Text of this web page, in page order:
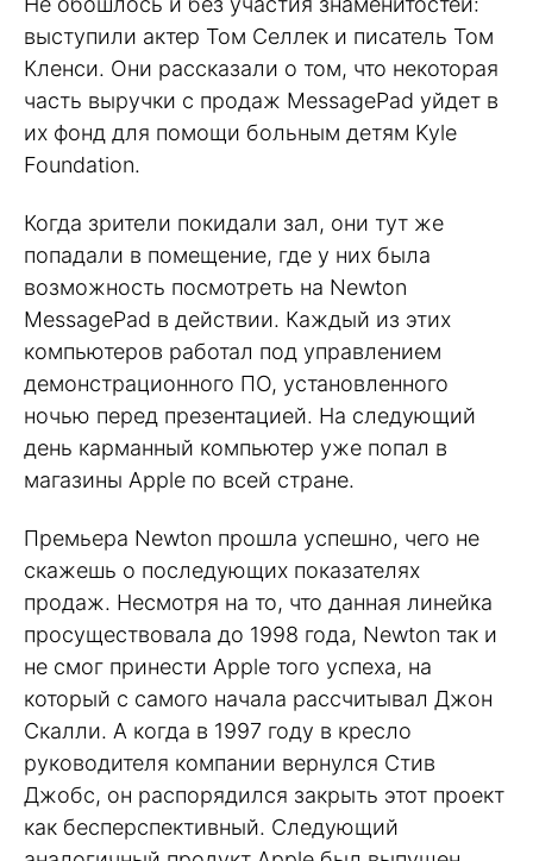
выступили актер Том Селлек и писатель Том
Кленси. Они рассказали о том, что некоторая
часть выручки с продаж MessagePad уйдет в
их фонд для помощи больным детям Kyle
Foundation.
Когда зрители покидали зал, они тут же
попадали в помещение, где у них была
возможность посмотреть на Newton
MessagePad в действии. Каждый из этих
компьютеров работал под управлением
демонстрационного ПО, установленного
ночью перед презентацией. На следующий
день карманный компьютер уже попал в
магазины Apple по всей стране.
Премьера Newton прошла успешно, чего не
скажешь о последующих показателях
продаж. Несмотря на то, что данная линейка
просуществовала до 1998 года, Newton так и
не смог принести Apple того успеха, на
который с самого начала рассчитывал Джон
Скалли. А когда в 1997 году в кресло
руководителя компании вернулся Стив
Джобс, он распорядился закрыть этот проект
как бесперспективный. Следующий